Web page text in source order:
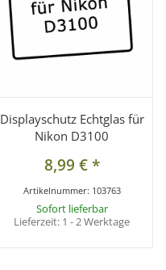
Displayschutz Echtglas für
Nikon D3100
8,99 €*
Artikelnummer: 103763
Sofort lieferbar
Lieferzeit: 1 - 2 Werktage